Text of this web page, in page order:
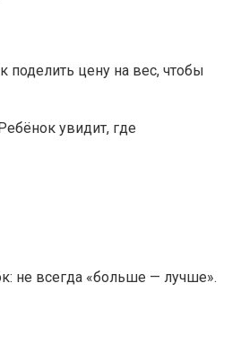
цену на вес, чтобы
увидит, где
не всегда «больше — лучше».